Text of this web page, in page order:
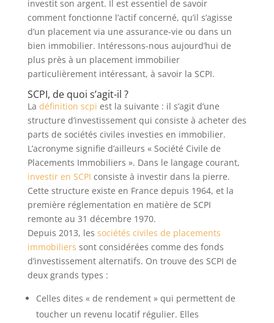
investit son argent. Il est essentiel de savoir
comment fonctionne l’actif concerné, qu’il s’agisse
d’un placement via une assurance-vie ou dans un
bien immobilier. Intéressons-nous aujourd’hui de
plus près à un placement immobilier
particulièrement intéressant, à savoir la SCPI.
SCPI, de quoi s’agit-il ?
La définition scpi est la suivante : il s’agit d’une
structure d’investissement qui consiste à acheter des
parts de sociétés civiles investies en immobilier.
L’acronyme signifie d’ailleurs « Société Civile de
Placements Immobiliers ». Dans le langage courant,
investir en SCPI consiste à investir dans la pierre.
Cette structure existe en France depuis 1964, et la
première réglementation en matière de SCPI
remonte au 31 décembre 1970.
Depuis 2013, les sociétés civiles de placements
immobiliers sont considérées comme des fonds
d’investissement alternatifs. On trouve des SCPI de
deux grands types :
Celles dites « de rendement » qui permettent de
toucher un revenu locatif régulier. Elles